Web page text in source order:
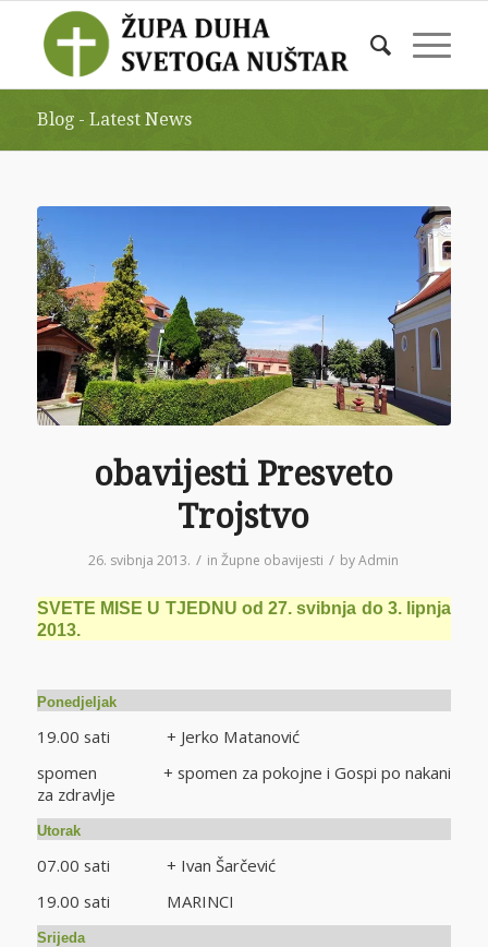
Blog - Latest News
obavijesti Presveto
Trojstvo
26. svibnja 2013. / inŽupne obavijesti / byAdmin
SVETE MISE U TJEDNU od 27. svibnja do 3. lipnja
2013.
Ponedjeljak
19.00 sati + Jerko Matanović
spomen + spomen za pokojne i Gospi po nakani
za zdravlje
Utorak
07.00 sati + Ivan Šarčević
19.00 sati MARINCI
Srijeda